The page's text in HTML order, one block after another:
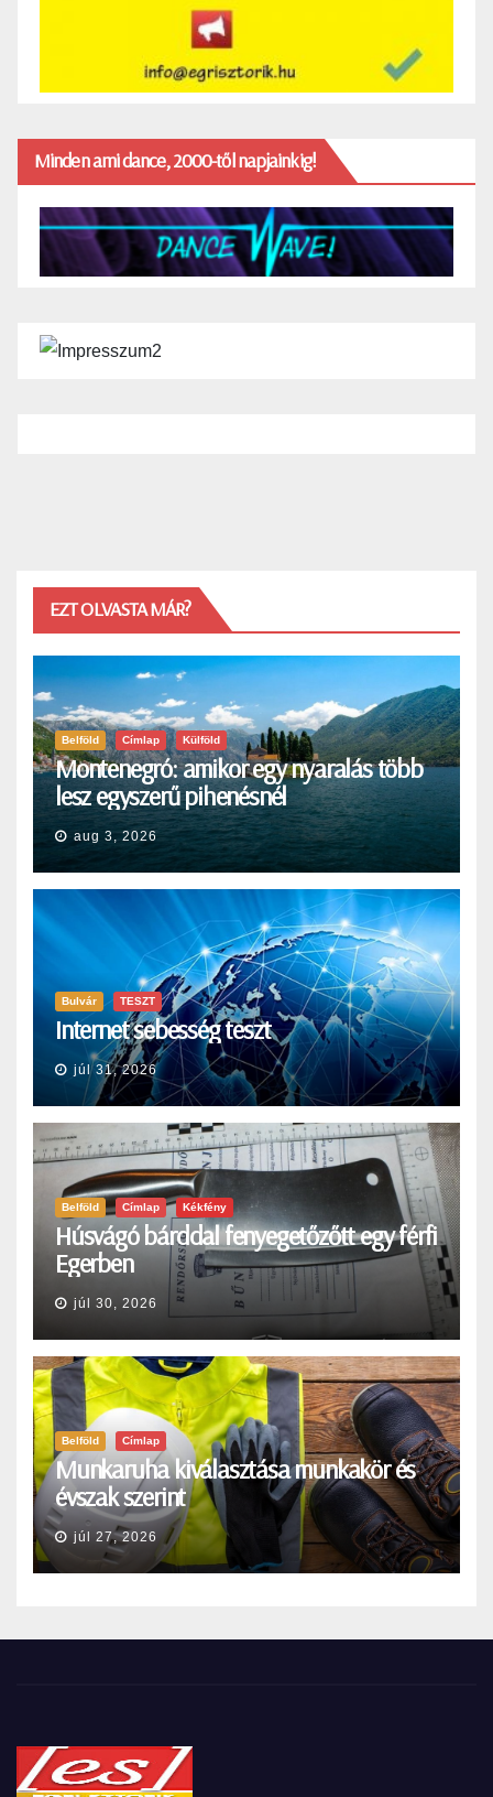
Minden ami dance, 2000-től napjainkig!
EZT OLVASTA MÁR?
Belföld Címlap Külföld
Montenegró: amikor egy nyaralás több
lesz egyszerű pihenésnél
aug 3, 2026
Bulvár TESZT
Internet sebesség teszt
júl 31, 2026
Belföld Címlap Kékfény
Húsvágó bárddal fenyegetőzőtt egy férfi
Egerben
júl 30, 2026
Belföld Címlap
Munkaruha kiválasztása munkakör és
évszak szerint
júl 27, 2026